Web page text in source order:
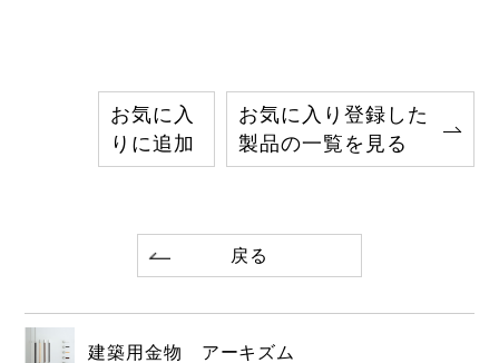
お気に入
りに追加
お気に入り登録した
製品の一覧を見る
戻る
建築用金物 アーキズム